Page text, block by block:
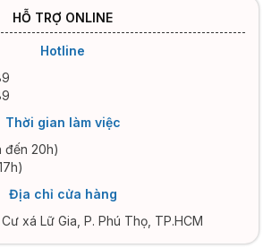
HỖ TRỢ ONLINE
Hotline
Thời gian làm việc
đến 20h)
Địa chỉ cửa hàng
xá Lữ Gia, P. Phú Thọ, TP.HCM